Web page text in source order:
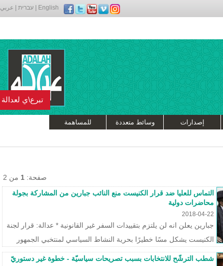
English עברית عربي
إصدارات وسائط متعددة للمساهمة
تبرع\ي لعدالة
صفحة: 1 من 2
التماس للعليا ضد قرار الكنيست منع النائب جبارين من المشاركة بجولة
محاضرات دولية
2018-04-22
جبارين يعلن انه لن يلتزم بتقييدات السفر غير القانونية * عدالة: قرار لجنة
الكنيست يشكل مسًا خطيرًا بحرية النشاط السياسي لمنتخبي الجمهور
شطب الترشّح للانتخابات بسبب تصريحات سياسيّة - خطوة غير دستوريّ